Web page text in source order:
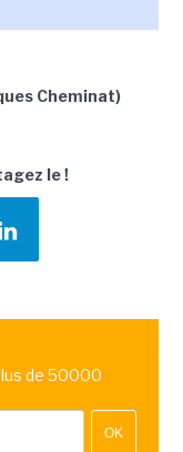
Cheminat)
le !
de 50000
OK